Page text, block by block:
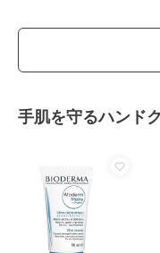
手肌を守るハンド